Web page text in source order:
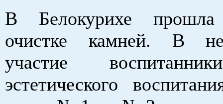
В Белокурихе
очистке камней. В
участие
эстетического